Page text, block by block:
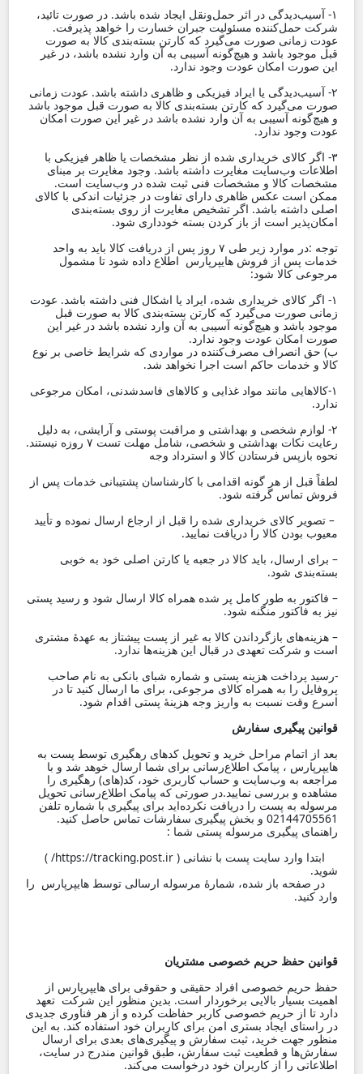
۱- آسیب‌دیدگی در اثر حمل‌ونقل ایجاد شده باشد. در صورت تائید،
شرکت حمل‌کننده مسئولیت جبران خسارت را خواهد پذیرفت.
عودت زمانی صورت می‌گیرد که کارتن بسته‌بندی کالا به صورت
قبل موجود باشد و هیچ‌گونه آسیبی به آن وارد نشده باشد، در غیر
این صورت امکان عودت وجود ندارد.
۲- آسیب‌دیدگی یا ایراد فیزیکی و ظاهری داشته باشد. عودت زمانی
صورت می‌گیرد که کارتن بسته‌بندی کالا به صورت قبل موجود باشد
و هیچ‌گونه آسیبی به آن وارد نشده باشد در غیر این صورت امکان
عودت وجود ندارد.
۳- اگر کالای خریداری شده از نظر مشخصات یا ظاهر فیزیکی با
اطلاعات وب‌سایت مغایرت داشته باشد. وجود مغایرت بر مبنای
مشخصات کالا و مشخصات فنی ثبت‌ شده در وب‌سایت است.
ممکن است عکس ظاهری دارای تفاوت در جزئیات اندکی با کالای
اصلی داشته باشد. اگر تشخیص مغایرت از روی بسته‌بندی
امکان‌پذیر است از باز کردن بسته خودداری شود.
توجه :در موارد زیر طی ۷ روز پس از دریافت کالا باید به واحد
خدمات پس از فروش هایپرپارس اطلاع داده شود تا مشمول
مرجوعی کالا شود:
۱- اگر کالای خریداری شده، ایراد یا اشکال فنی داشته باشد. عودت
زمانی صورت می‌گیرد که کارتن بسته‌بندی کالا به صورت قبل
موجود باشد و هیچ‌گونه آسیبی به آن وارد نشده باشد در غیر این
صورت امکان عودت وجود ندارد.
ب) حق انصراف مصرف‌کننده در مواردی که شرایط خاصی بر نوع
کالا و خدمات حاکم است اجرا نخواهد شد.
۱-کالاهایی مانند مواد غذایی و کالاهای فاسد‌شدنی، امکان مرجوعی
ندارد.
۲- لوازم شخصی و بهداشتی و مراقبت پوستی و آرایشی، به دلیل
رعایت نکات بهداشتی و شخصی، شامل مهلت تست ۷ روزه نیستند.
نحوه بازپس فرستادن کالا و استرداد وجه
لطفاً قبل از هر گونه اقدامی با کارشناسان پشتیبانی خدمات پس از
فروش تماس گرفته شود.
– تصویر کالای خریداری شده را قبل از ارجاع ارسال نموده و تأیید
معیوب بودن کالا را دریافت نمایید.
– برای ارسال، باید کالا در جعبه یا کارتن اصلی خود به ‏خوبی
بسته‌بندی شود.
– فاکتور به طور کامل پر شده همراه کالا ارسال شود و رسید پستی
نیز به فاکتور منگنه شود.
– هزینه‌های بازگرداندن کالا به غیر از پست پیشتاز به عهدۀ مشتری
است و شرکت تعهدی در قبال این هزینه‌ها ندارد.
-رسید پرداخت هزینه پستی و شماره شبای بانکی به نام صاحب
پروفایل را به همراه کالای مرجوعی، برای ما ارسال کنید تا در
اسرع وقت نسبت به واریز وجه هزینۀ پستی اقدام شود.
قوانین پیگیری سفارش
بعد از اتمام مراحل خرید و تحویل کدهای رهگیری توسط پست به
هایپرپارس ، پیامک اطلاع‌رسانی برای شما ارسال خوهد شد و با
مراجعه به وب‌سایت و حساب کاربری خود، کد(های) رهگیری را
مشاهده و بررسی نمایید.در صورتی که پیامک اطلاع‌رسانی تحویل
مرسوله به پست را دریافت نکرده‌اید برای پیگیری با شماره تلفن
02144705561 و بخش پیگیری سفارشات تماس حاصل کنید.
راهنمای پیگیری مرسوله پستی شما :
ابتدا وارد سایت پست با نشانی ( https://tracking.post.ir/ )
شوید.
در صفحه باز شده، شمارۀ مرسوله ارسالی توسط هایپرپارس را
وارد کنید.
قوانین حفظ حریم خصوصی مشتریان
حفظ حریم خصوصی افراد حقیقی و حقوقی برای هایپرپارس از
اهمیت بسیار بالایی برخوردار است. بدین منظور این شرکت تعهد
دارد تا از حریم خصوصی کاربر حفاظت کرده و از هر فناوری جدیدی
در راستای ایجاد بستری امن برای کاربران خود استفاده کند. به این
منظور جهت خرید، ثبت سفارش و پیگیر‌ی‌های بعدی برای ارسال
سفارش‌ها و قطعیت ثبت سفارش، طبق قوانین مندرج در سایت،
اطلاعاتی را از کاربران خود درخواست می‌کند.